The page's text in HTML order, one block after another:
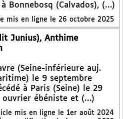
Bonnebosq (Calvados), (…)
mis en ligne le 26 octobre 2025
Junius), Anthime
(Seine-inférieure auj.
le 9 septembre
à Paris (Seine) le 29
ouvrier ébéniste et (…)
mis en ligne le 1er août 2024